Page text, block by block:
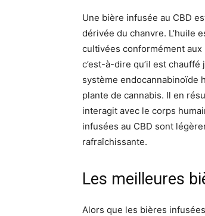
Une bière infusée au CBD
dérivée du chanvre. L’huile
cultivées conformément
c’est-à-dire qu’il est
système endocannabinoïde
plante de cannabis. Il en
interagit avec le corps
infusées au CBD sont
rafraîchissante.
Les meilleures
Alors que les bières